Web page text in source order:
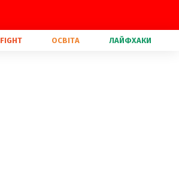
FIGHT ОСВІТА ЛАЙФХАКИ